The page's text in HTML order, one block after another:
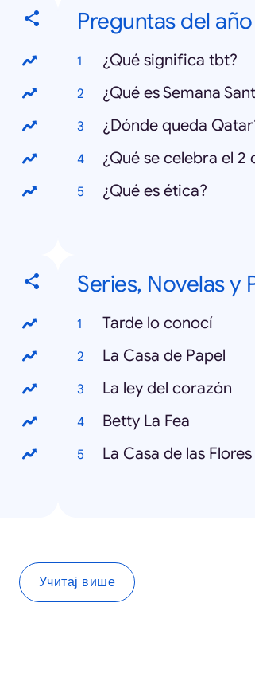
Preguntas del año
¿Qué significa tbt?
¿Qué es Semana
¿Dónde queda
¿Qué se celebra el 2
¿Qué es ética?
Series, Novelas y
Tarde lo conocí
La Casa de Papel
La ley del corazón
Betty La Fea
La Casa de las Flores
Учитај више